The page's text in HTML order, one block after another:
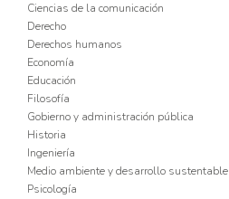
Ciencias de la comunicación
Derecho
Derechos humanos
Economía
Educación
Filosofía
Gobierno y administración pública
Historia
Ingeniería
Medio ambiente y desarrollo sustentable
Psicología